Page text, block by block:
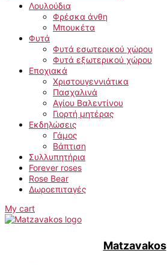
Λουλούδια
Φρέσκα άνθη
Μπουκέτα
Φυτά
Φυτά εσωτερικού χώρου
Φυτά εξωτερικού χώρου
Εποχιακά
Χριστουγεννιάτικα
Πασχαλινά
Αγίου Βαλεντίνου
Γιορτή μητέρας
Εκδηλώσεις
Γάμος
Βάπτιση
Συλλυπητήρια
Forever roses
Rose Bear
Δωροεπιταγές
My cart
Matzavakos